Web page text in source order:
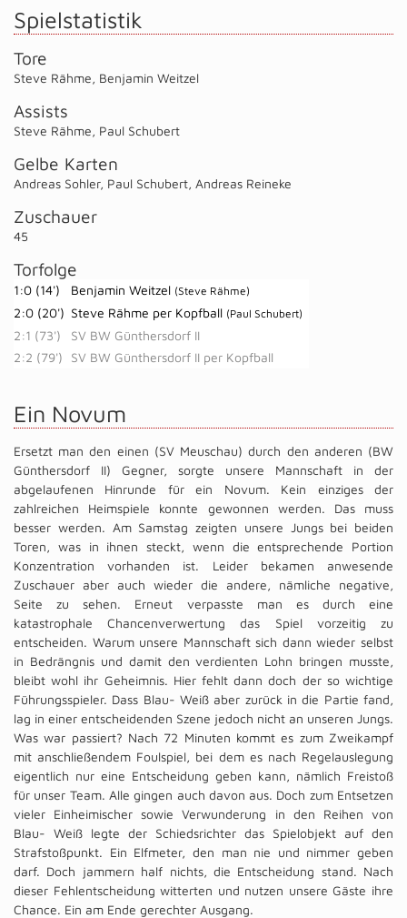
Spielstatistik
Tore
Steve Rähme, Benjamin Weitzel
Assists
Steve Rähme, Paul Schubert
Gelbe Karten
Andreas Sohler, Paul Schubert, Andreas Reineke
Zuschauer
45
Torfolge
1:0 (14') Benjamin Weitzel (Steve Rähme)
2:0 (20') Steve Rähme per Kopfball (Paul Schubert)
2:1 (73')
SV BW Günthersdorf II
2:2 (79')
SV BW Günthersdorf II per Kopfball
Ein Novum
Ersetzt man den einen (SV Meuschau) durch den anderen (BW
Günthersdorf II) Gegner, sorgte unsere Mannschaft in der
abgelaufenen Hinrunde für ein Novum. Kein einziges der
zahlreichen Heimspiele konnte gewonnen werden. Das muss
besser werden. Am Samstag zeigten unsere Jungs bei beiden
Toren, was in ihnen steckt, wenn die entsprechende Portion
Konzentration vorhanden ist. Leider bekamen anwesende
Zuschauer aber auch wieder die andere, nämliche negative,
Seite zu sehen. Erneut verpasste man es durch eine
katastrophale Chancenverwertung das Spiel vorzeitig zu
entscheiden. Warum unsere Mannschaft sich dann wieder selbst
in Bedrängnis und damit den verdienten Lohn bringen musste,
bleibt wohl ihr Geheimnis. Hier fehlt dann doch der so wichtige
Führungsspieler. Dass Blau- Weiß aber zurück in die Partie fand,
lag in einer entscheidenden Szene jedoch nicht an unseren Jungs.
Was war passiert? Nach 72 Minuten kommt es zum Zweikampf
mit anschließendem Foulspiel, bei dem es nach Regelauslegung
eigentlich nur eine Entscheidung geben kann, nämlich Freistoß
für unser Team. Alle gingen auch davon aus. Doch zum Entsetzen
vieler Einheimischer sowie Verwunderung in den Reihen von
Blau- Weiß legte der Schiedsrichter das Spielobjekt auf den
Strafstoßpunkt. Ein Elfmeter, den man nie und nimmer geben
darf. Doch jammern half nichts, die Entscheidung stand. Nach
dieser Fehlentscheidung witterten und nutzen unsere Gäste ihre
Chance. Ein am Ende gerechter Ausgang.